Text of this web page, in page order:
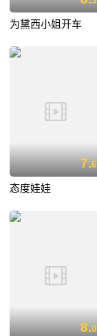
为黛西小姐开车
7.6
态度娃娃
8.0